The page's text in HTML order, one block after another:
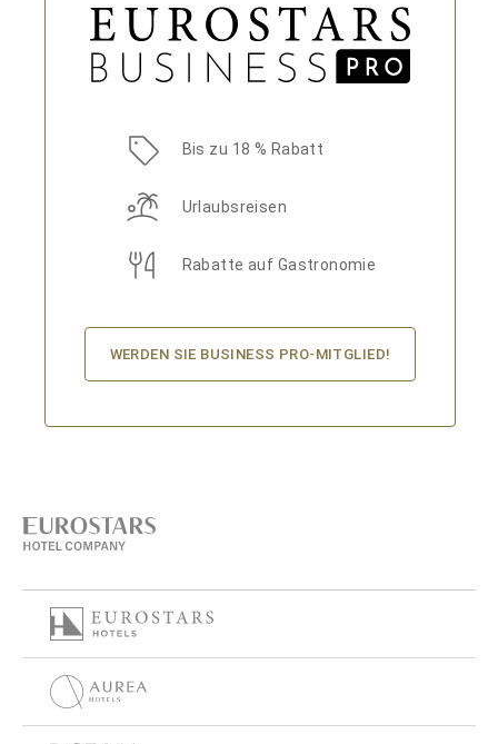
Bis zu 18 % Rabatt
Urlaubsreisen
Rabatte auf Gastronomie
WERDEN SIE BUSINESS PRO-MITGLIED!